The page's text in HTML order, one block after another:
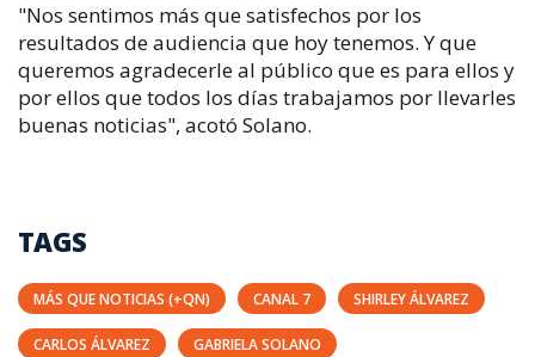
"Nos sentimos más que satisfechos por los
resultados de audiencia que hoy tenemos. Y que
queremos agradecerle al público que es para ellos y
por ellos que todos los días trabajamos por llevarles
buenas noticias", acotó Solano.
TAGS
MÁS QUE NOTICIAS (+QN) CANAL 7 SHIRLEY ÁLVAREZ
CARLOS ÁLVAREZ GABRIELA SOLANO